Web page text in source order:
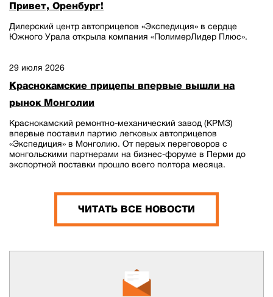
Привет, Оренбург!
Дилерский центр автоприцепов «Экспедиция» в сердце
Южного Урала открыла компания «ПолимерЛидер Плюс».
29 июля 2026
Краснокамские прицепы впервые вышли на
рынок Монголии
Краснокамский ремонтно-механический завод (КРМЗ)
впервые поставил партию легковых автоприцепов
«Экспедиция» в Монголию. От первых переговоров с
монгольскими партнерами на бизнес-форуме в Перми до
экспортной поставки прошло всего полтора месяца.
ЧИТАТЬ ВСЕ НОВОСТИ